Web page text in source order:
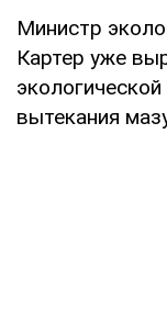
Министр
Картер уже
вытекания